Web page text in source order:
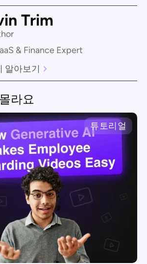
Trim
& Finance Expert
알아보기
라요
튜토리얼